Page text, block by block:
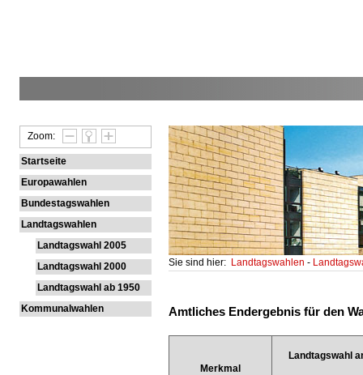
Zoom:
Startseite
Europawahlen
Bundestagswahlen
Landtagswahlen
Landtagswahl 2005
Landtagswahl 2000
Landtagswahl ab 1950
Kommunalwahlen
Sie sind hier: Landtagswahlen-
Amtliches Endergebnis für den
Merkmal
Landtagswahl